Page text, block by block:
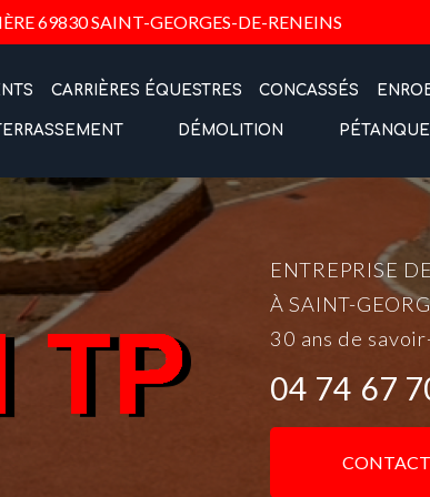
69830 SAINT-GEORGES-DE-RENEINS
CARRIÈRES ÉQUESTRES CONCASSÉS
DÉMOLITION PÉTANQUE
ENTREPRISE
À SAINT-
30 ans de
04 74 67